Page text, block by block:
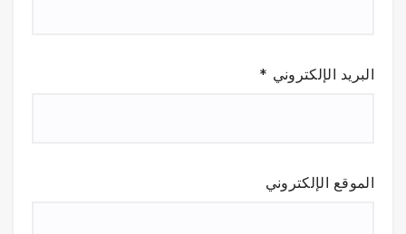
البريد الإلكتروني *
الموقع الإلكتروني